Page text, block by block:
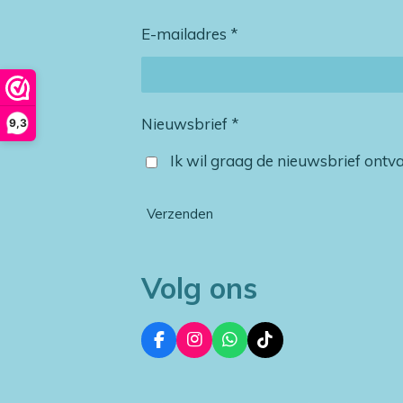
9,3
E-mailadres *
Nieuwsbrief *
Ik wil graag de nieuwsbrief
Verzenden
Volg ons
F
a
I
n
W
h
T
i